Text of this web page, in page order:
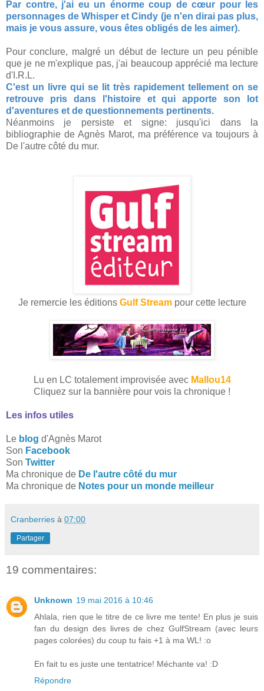
Par contre, j'ai eu un énorme coup de cœur pour les
personnages de Whisper et Cindy (je n'en dirai pas plus,
mais je vous assure, vous êtes obligés de les aimer).
Pour conclure, malgré un début de lecture un peu pénible
que je ne m'explique pas, j'ai beaucoup apprécié ma lecture
d'I.R.L.
C'est un livre qui se lit très rapidement tellement on se
retrouve pris dans l'histoire et qui apporte son lot
d'aventures et de questionnements pertinents.
Néanmoins je persiste et signe: jusqu'ici dans la
bibliographie de Agnès Marot, ma préférence va toujours à
De l'autre côté du mur.
Je remercie les éditions Gulf Streampour cette lecture
Lu en LC totalement improvisée avec Mallou14
Cliquez sur la bannière pour vois la chronique !
Les infos utiles
Le blog d'Agnès Marot
Son Facebook
Son Twitter
Ma chronique de De l'autre côté du mur
Ma chronique de Notes pour un monde meilleur
Cranberries à 07:00
Partager
19 commentaires:
Unknown 19 mai 2016 à 10:46
Ahlala, rien que le titre de ce livre me tente! En plus je suis
fan du design des livres de chez GulfStream (avec leurs
pages colorées) du coup tu fais +1 à ma WL! :o
En fait tu es juste une tentatrice! Méchante va! :D
Répondre